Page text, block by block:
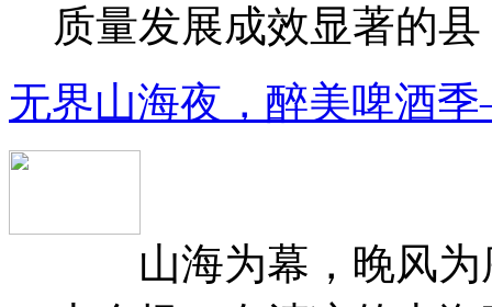
质量发展成效显著的
无界山海夜，醉美啤酒
山海为幕，晚风为